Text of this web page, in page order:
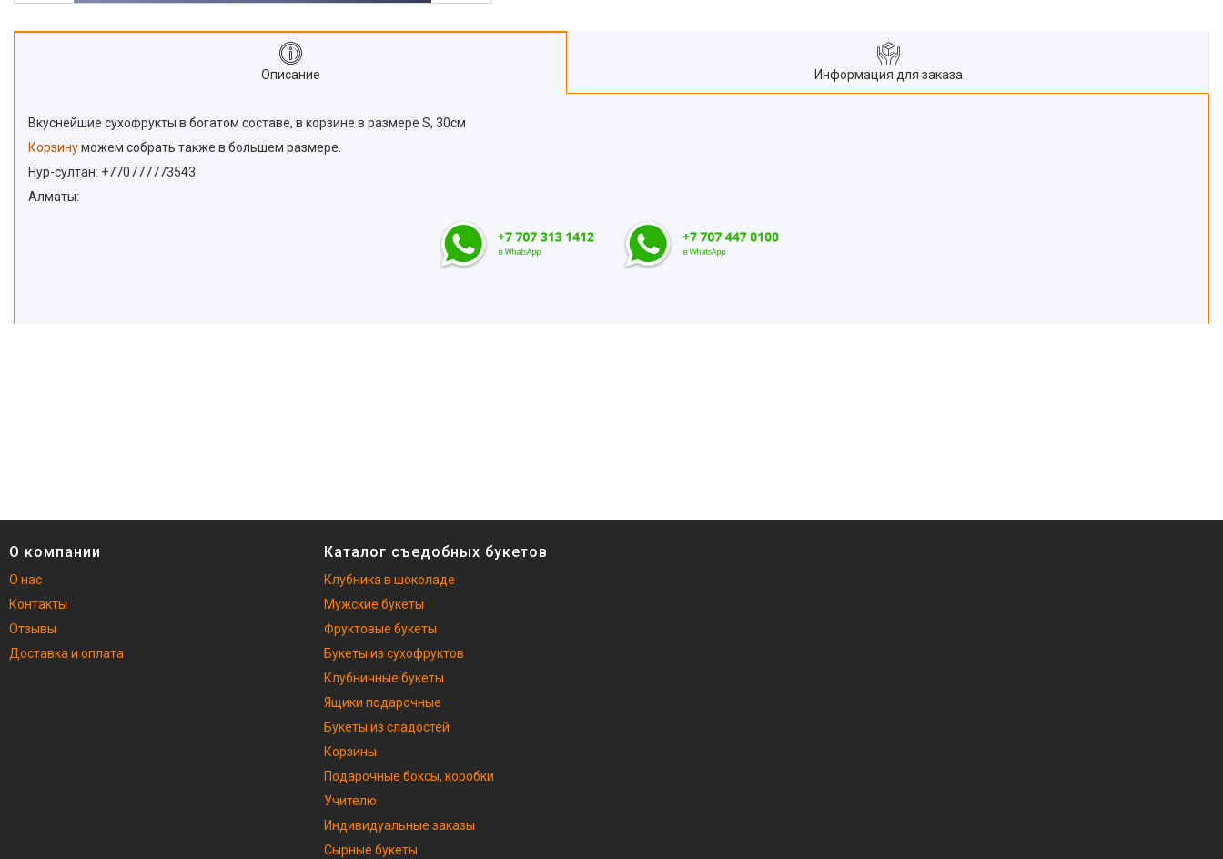
Отзывы
Описание Информация для заказа
Вкуснейшие сухофрукты в богатом составе, в корзине в размере S, 30см
Корзинуможем собрать также в большем размере.
Нур-султан: +770777773543
Алматы:
О компании
О нас
Контакты
Отзывы
Доставка и оплата
Каталог съедобных букетов
Клубника в шоколаде
Мужские букеты
Фруктовые букеты
Букеты из сухофруктов
Клубничные букеты
Ящики подарочные
Букеты из сладостей
Корзины
Подарочные боксы, коробки
Учителю
Индивидуальные заказы
Сырные букеты